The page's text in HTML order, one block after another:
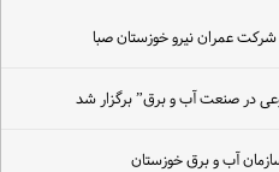
در صنعت آب و برق” برگزار شد
آب و برق خوزستان